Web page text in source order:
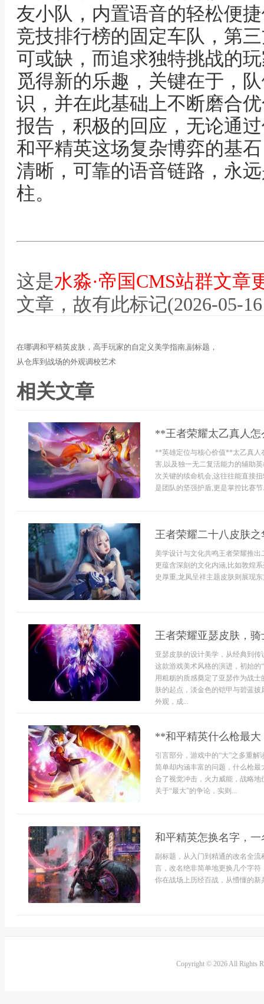
友小队，内置语音的轻松便
竞技排行榜的固定车队，第
可或缺，而追求独特挑战的
觅得新的乐趣，关键在于，
识，并在此基础上不断磨合
报告，积极的回应，无论通
和平精英这场复杂博弈的基
清晰，可靠的语音链路，永
柱。
这是水淼·帝国CMS站群文章
文章，故有此标记(2026-05-
在哪调和平精英皮肤，高手玩家的自定义美学指南,副标题，
从仓库到战场的外观调校艺术
相关文章
**王者荣耀太乙真人
**英雄定位与核心价值**太乙真人
害,以及独一无二复活能力的辅助
次关键的续命机会,这往往能直接
是团队的坚强护盾,更是掌控比赛节
王者荣耀二十八皮肤
美学设计与文化共鸣王者荣耀推
更蕴含深刻的文化内涵,比如敦煌
史厚重,龙凤呈祥主题皮肤则展现
王者荣耀亚瑟皮肤，
亚瑟皮肤的设计美学，从经典到
这款游戏美术风格的演进，初始
用粗粝的质感奠定了亚瑟作为战
肤的起点，淡金色的铠甲与碧蓝
外观，成...
**和平精英什么枪最
引言部分，游戏中的“大”之多重
简单却内涵丰富的问题，什么枪
合了视觉冲击，火力威能，战略
关于“最大”的争论，实则...
和平精英怎换名字，
副标题，从入门到精通的改名全
言，改名绝非简单地更换几个字
你在战场上历经百战，从懵懂的新
Copyright © 2026 All Rights